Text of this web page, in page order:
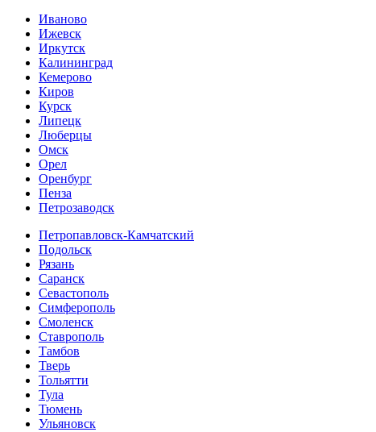
Иваново
Ижевск
Иркутск
Калининград
Кемерово
Киров
Курск
Липецк
Люберцы
Омск
Орел
Оренбург
Пенза
Петрозаводск
Петропавловск-Камчатский
Подольск
Рязань
Саранск
Севастополь
Симферополь
Смоленск
Ставрополь
Тамбов
Тверь
Тольятти
Тула
Тюмень
Ульяновск